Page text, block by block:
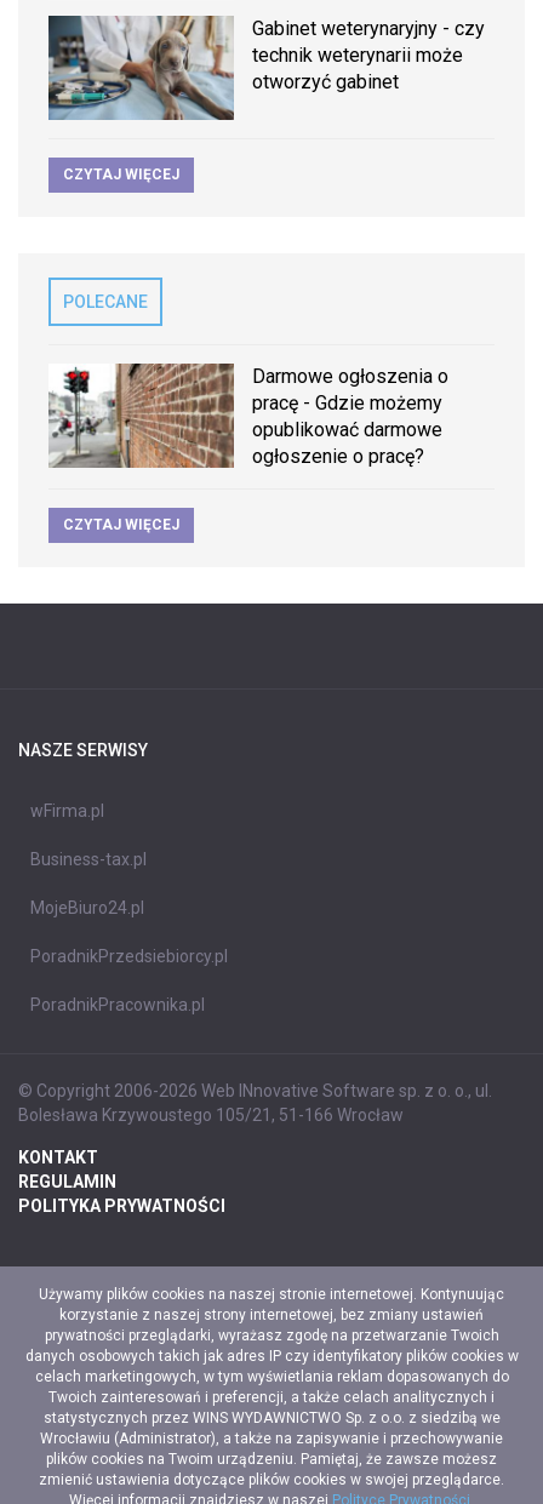
Gabinet weterynaryjny - czy
technik weterynarii może
otworzyć gabinet
CZYTAJ WIĘCEJ
POLECANE
Darmowe ogłoszenia o
pracę - Gdzie możemy
opublikować darmowe
ogłoszenie o pracę?
CZYTAJ WIĘCEJ
NASZE SERWISY
wFirma.pl
Business-tax.pl
MojeBiuro24.pl
PoradnikPrzedsiebiorcy.pl
PoradnikPracownika.pl
© Copyright 2006-2026 Web INnovative Software sp. z o. o., ul.
Bolesława Krzywoustego 105/21, 51-166 Wrocław
KONTAKT
REGULAMIN
POLITYKA PRYWATNOŚCI
Używamy plików cookies na naszej stronie internetowej. Kontynuując
korzystanie z naszej strony internetowej, bez zmiany ustawień
prywatności przeglądarki, wyrażasz zgodę na przetwarzanie Twoich
danych osobowych takich jak adres IP czy identyfikatory plików cookies w
celach marketingowych, w tym wyświetlania reklam dopasowanych do
Twoich zainteresowań i preferencji, a także celach analitycznych i
statystycznych przez WINS WYDAWNICTWO Sp. z o.o. z siedzibą we
Wrocławiu (Administrator), a także na zapisywanie i przechowywanie
plików cookies na Twoim urządzeniu. Pamiętaj, że zawsze możesz
zmienić ustawienia dotyczące plików cookies w swojej przeglądarce.
Więcej informacji znajdziesz w naszej Polityce Prywatności